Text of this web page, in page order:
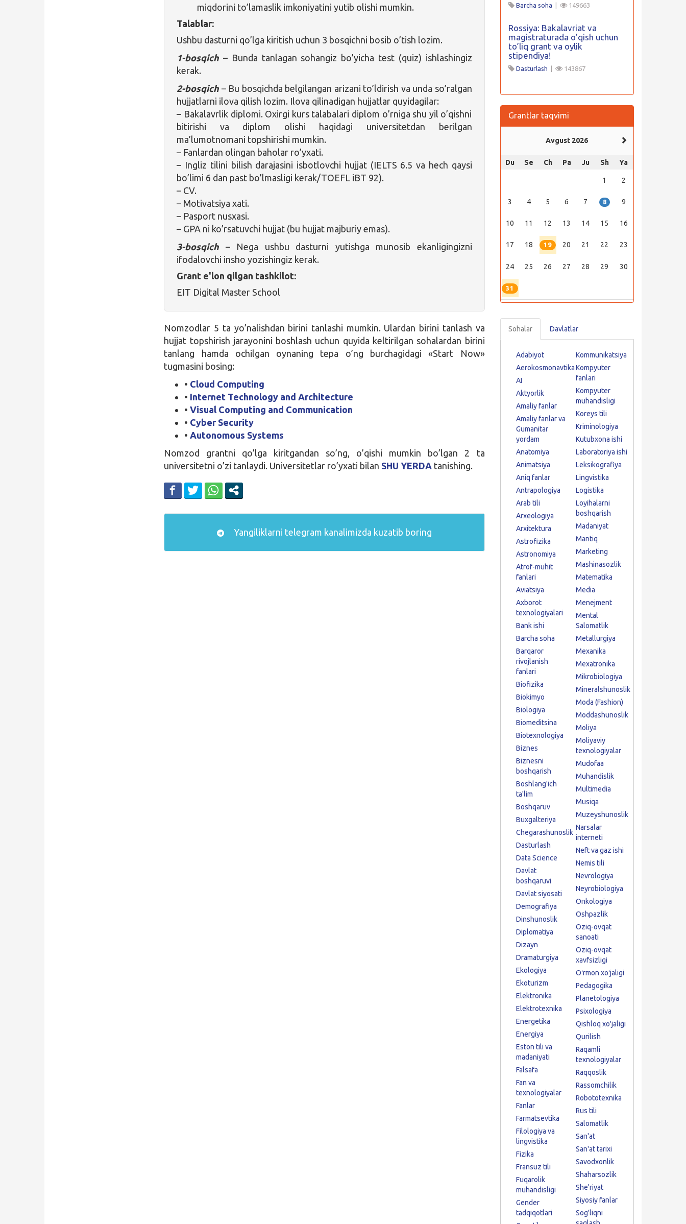
miqdorini to’lamaslik imkoniyatini yutib olishi mumkin.
Talablar:
Ushbu dasturni qo’lga kiritish uchun 3 bosqichni bosib o’tish lozim.
1-bosqich – Bunda tanlagan sohangiz bo’yicha test (quiz) ishlashingiz
kerak.
2-bosqich – Bu bosqichda belgilangan arizani to’ldirish va unda so’ralgan
hujjatlarni ilova qilish lozim. Ilova qilinadigan hujjatlar quyidagilar:
– Bakalavrlik diplomi. Oxirgi kurs talabalari diplom o’rniga shu yil o’qishni
bitirishi va diplom olishi haqidagi universitetdan berilgan
ma’lumotnomani topshirishi mumkin.
– Fanlardan olingan baholar ro’yxati.
– Ingliz tilini bilish darajasini isbotlovchi hujjat (IELTS 6.5 va hech qaysi
bo’limi 6 dan past bo’lmasligi kerak/TOEFL iBT 92).
– CV.
– Motivatsiya xati.
– Pasport nusxasi.
– GPA ni ko’rsatuvchi hujjat (bu hujjat majburiy emas).
3-bosqich – Nega ushbu dasturni yutishga munosib ekanligingizni
ifodalovchi insho yozishingiz kerak.
Grant e'lon qilgan tashkilot:
EIT Digital Master School
Nomzodlar 5 ta yo’nalishdan birini tanlashi mumkin. Ulardan birini tanlash va
hujjat topshirish jarayonini boshlash uchun quyida keltirilgan sohalardan birini
tanlang hamda ochilgan oynaning tepa o’ng burchagidagi «Start Now»
tugmasini bosing:
• Cloud Computing
• Internet Technology and Architecture
•Visual Computing and Communication
• Cyber Security
• Autonomous Systems
Nomzod grantni qo’lga kiritgandan so’ng, o’qishi mumkin bo’lgan 2 ta
universitetni o’zi tanlaydi. Universitetlar ro’yxati bilan SHU YERDA tanishing.
Yangiliklarni telegram kanalimizda kuzatib boring
Barcha soha 149663
Rossiya: Bakalavriat va
magistraturada o’qish uchun
to’liq grant va oylik
stipendiya!
Dasturlash 143867
Grantlar taqvimi
Avgust 2026
Du Se Ch Pa Ju Sh Ya
1 2
3 4 5 6 7 8 9
10 11 12 13 14 15 16
17 18 19 20 21 22 23
24 25 26 27 28 29 30
31
Sohalar Davlatlar
Adabiyot
Aerokosmonavtika
AI
Aktyorlik
Amaliy fanlar
Amaliy fanlar va
Gumanitar
yordam
Anatomiya
Animatsiya
Aniq fanlar
Antrapologiya
Arab tili
Arxeologiya
Arxitektura
Astrofizika
Astronomiya
Atrof-muhit
fanlari
Aviatsiya
Axborot
texnologiyalari
Bank ishi
Barcha soha
Barqaror
rivojlanish
fanlari
Biofizika
Biokimyo
Biologiya
Biomeditsina
Biotexnologiya
Biznes
Biznesni
boshqarish
Boshlang'ich
ta'lim
Boshqaruv
Buxgalteriya
Chegarashunoslik
Dasturlash
Data Science
Davlat
boshqaruvi
Davlat siyosati
Demografiya
Dinshunoslik
Diplomatiya
Dizayn
Dramaturgiya
Ekologiya
Ekoturizm
Elektronika
Elektrotexnika
Energetika
Energiya
Eston tili va
madaniyati
Falsafa
Fan va
texnologiyalar
Fanlar
Farmatsevtika
Filologiya va
lingvistika
Fizika
Fransuz tili
Fuqarolik
muhandisligi
Gender
tadqiqotlari
Kommunikatsiya
Kompyuter
fanlari
Kompyuter
muhandisligi
Koreys tili
Kriminologiya
Kutubxona ishi
Laboratoriya ishi
Leksikografiya
Lingvistika
Logistika
Loyihalarni
boshqarish
Madaniyat
Mantiq
Marketing
Mashinasozlik
Matematika
Media
Menejment
Mental
Salomatlik
Metallurgiya
Mexanika
Mexatronika
Mikrobiologiya
Mineralshunoslik
Moda (Fashion)
Moddashunoslik
Moliya
Moliyaviy
texnologiyalar
Mudofaa
Muhandislik
Multimedia
Musiqa
Muzeyshunoslik
Narsalar
interneti
Neft va gaz ishi
Nemis tili
Nevrologiya
Neyrobiologiya
Onkologiya
Oshpazlik
Oziq-ovqat
sanoati
Oziq-ovqat
xavfsizligi
Oʻrmon xoʻjaligi
Pedagogika
Planetologiya
Psixologiya
Qishloq xo'jaligi
Qurilish
Raqamli
texnologiyalar
Raqqoslik
Rassomchilik
Robototexnika
Rus tili
Salomatlik
San'at
San'at tarixi
Savodxonlik
Shaharsozlik
She'riyat
Siyosiy fanlar
Sog'liqni